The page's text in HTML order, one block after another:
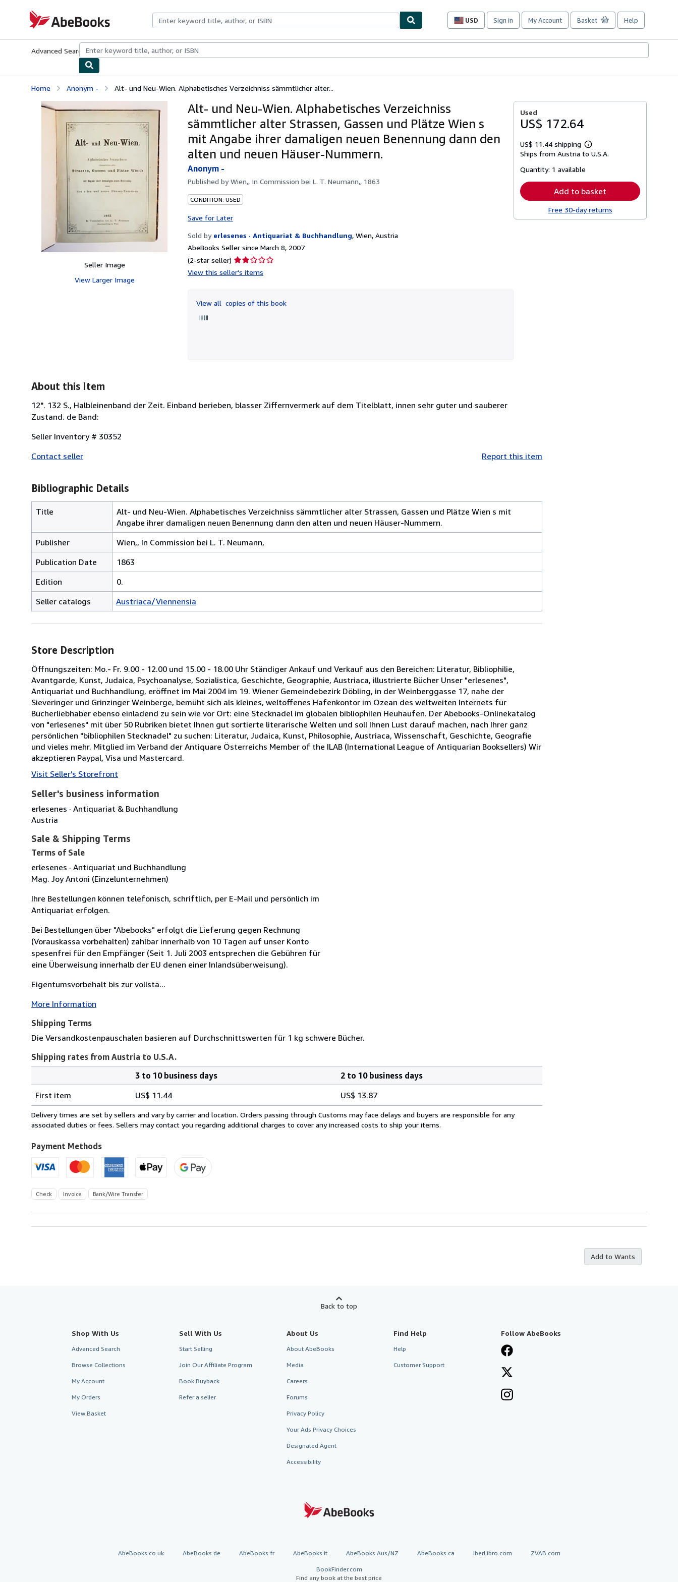
AbeBooks.com
USD
Site
preferences
Sign in My Account Basket Help
Advanced Search Browse CollectionsRare BooksArt & Collectibles
Home Anonym - Alt- und Neu-Wien. Alphabetisches Verzeichniss sämmtlicher alter...
Seller Image
View Larger Image
Alt- und Neu-Wien. Alphabetisches Verzeichniss
sämmtlicher alter Strassen, Gassen und Plätze Wien s
mit Angabe ihrer damaligen neuen Benennung dann den
alten und neuen Häuser-Nummern.
Anonym -
Published byWien,, In Commission bei L. T. Neumann,, 1863
CONDITION: USED
Save for Later
Sold by erlesenes · Antiquariat & Buchhandlung, Wien, Austria
AbeBooks Seller since March 8, 2007
(2-star seller) Seller
rating
of
5
View this seller's items
View all copies of this book
Used
US$ 172.64
US$ 11.44 shipping
Learn
more
Ships from Austria to U.S.A.
Quantity: 1 available
Add to basket
Free 30-day returns
About this Item
12°. 132 S., Halbleinenband der Zeit. Einband berieben, blasser Ziffernvermerk auf dem Titelblatt, innen sehr guter und sauberer
Zustand. de Band:
Seller Inventory # 30352
Contact seller
Report this item
Bibliographic Details
Title
Alt- und Neu-Wien. Alphabetisches Verzeichniss sämmtlicher alter Strassen, Gassen und Plätze Wien s mit
Angabe ihrer damaligen neuen Benennung dann den alten und neuen Häuser-Nummern.
Publisher
Wien,, In Commission bei L. T. Neumann,
Publication Date
1863
Edition
0.
Seller catalogs
Austriaca/Viennensia
Store Description
Öffnungszeiten: Mo.- Fr. 9.00 - 12.00 und 15.00 - 18.00 Uhr Ständiger Ankauf und Verkauf aus den Bereichen: Literatur, Bibliophilie,
Avantgarde, Kunst, Judaica, Psychoanalyse, Sozialistica, Geschichte, Geographie, Austriaca, illustrierte Bücher Unser "erlesenes",
Antiquariat und Buchhandlung, eröffnet im Mai 2004 im 19. Wiener Gemeindebezirk Döbling, in der Weinberggasse 17, nahe der
Sieveringer und Grinzinger Weinberge, bemüht sich als kleines, weltoffenes Hafenkontor im Ozean des weltweiten Internets für
Bücherliebhaber ebenso einladend zu sein wie vor Ort: eine Stecknadel im globalen bibliophilen Heuhaufen. Der Abebooks-Onlinekatalog
von "erlesenes" mit über 50 Rubriken bietet Ihnen gut sortierte literarische Welten und soll Ihnen Lust darauf machen, nach Ihrer ganz
persönlichen "bibliophilen Stecknadel" zu suchen: Literatur, Judaica, Kunst, Philosophie, Austriaca, Wissenschaft, Geschichte, Geografie
und vieles mehr. Mitglied im Verband der Antiquare Österreichs Member of the ILAB (International League of Antiquarian Booksellers) Wir
akzeptieren Paypal, Visa und Mastercard.
Visit Seller's Storefront
Seller's business information
erlesenes · Antiquariat & Buchhandlung
Austria
Sale & Shipping Terms
Terms of Sale
erlesenes · Antiquariat und Buchhandlung
Mag. Joy Antoni (Einzelunternehmen)
Ihre Bestellungen können telefonisch, schriftlich, per E-Mail und persönlich im
Antiquariat erfolgen.
Bei Bestellungen über "Abebooks" erfolgt die Lieferung gegen Rechnung
(Vorauskassa vorbehalten) zahlbar innerhalb von 10 Tagen auf unser Konto
spesenfrei für den Empfänger (Seit 1. Juli 2003 entsprechen die Gebühren für
eine Überweisung innerhalb der EU denen einer Inlandsüberweisung).
Eigentumsvorbehalt bis zur vollstä...
More Information
Shipping Terms
Die Versandkostenpauschalen basieren auf Durchschnittswerten für 1 kg schwere Bücher.
Shipping rates from Austria to U.S.A.
rates
from
Austria
U.S.A.
3 to 10 business days
2 to 10 business days
First item
US$ 11.44 US$ 13.87
Delivery times are set by sellers and vary by carrier and location. Orders passing through Customs may face delays and buyers are responsible for any
associated duties or fees. Sellers may contact you regarding additional charges to cover any increased costs to ship your items.
Payment Methods
Check Invoice Bank/Wire Transfer
Add to Wants
Back to top
Shop With Us
Advanced Search
Browse Collections
My Account
My Orders
View Basket
Sell With Us
Start Selling
Join Our Affiliate Program
Book Buyback
Refer a seller
About Us
About AbeBooks
Media
Careers
Forums
Privacy Policy
Your Ads Privacy Choices
Designated Agent
Accessibility
Find Help
Help
Customer Support
Follow AbeBooks
AbeBooks.co.uk AbeBooks.de AbeBooks.fr AbeBooks.it AbeBooks Aus/NZ AbeBooks.ca IberLibro.com ZVAB.com
BookFinder.com
Find any book at the best price